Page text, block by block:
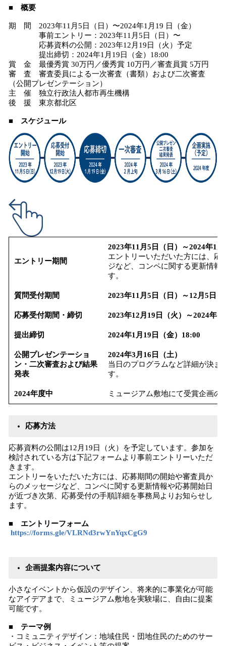
■ 概要
期 間 2023年11月5日（日）〜2024年1月19 日（金）
事前エントリー：2023年11月5日（日）〜
応募資料の公開：2023年12月19日（火）予定
提出締切：2024年1月19日（金）18:00
賞 金 最優秀賞 30万円／優秀賞 10万円／審査員賞 5万円
審 査 審査委員による一次審査（書類）および二次審査
（公開プレゼンテーション）
主 催 独立行政法人都市再生機構
後 援 東京都北区
■ スケジュール
エントリー期間
2023年11月5日（日）～2024年1
エントリーいただいた方には、応
ジなど、コンペに関する更新情報
す。
質問受付期間 2023年11月5日（日）～12月5日（
応募受付期間・締切 2023年12月19日（火）～2024年1
提出締切 2024年1月19日（金）18:00
公開プレゼンテーショ
ン・二次審査および結果
発表
2024年3月16日（土）
当日のプログラムなど詳細が決ま
す。
2024年度中 ミュージアム敷地にて受賞企画の
応募方法
応募資料の公開は12月19日（火）を予定しています。参加を
検討されている方は下記フォームより事前エントリーいただ
きます。
エントリーをいただいた方には、応募期間の開始や審査員か
らのメッセージなど、コンペに関する更新情報や応募開始日
が近づき次第、応募受付の手順詳細を事務局よりお知らせし
ます。
■ エントリーフォーム
https://forms.gle/VLRNd3rwYnYqxCgG9
企画提案内容について
小さなイベントから仮設のデザイン、将来的に事業化が可能
なアイデアまで、ミュージアム敷地を実験場に、自由に提案
可能です。
■ テーマ例
・コミュニティデザイン：地域住民・団地住民のためのサー